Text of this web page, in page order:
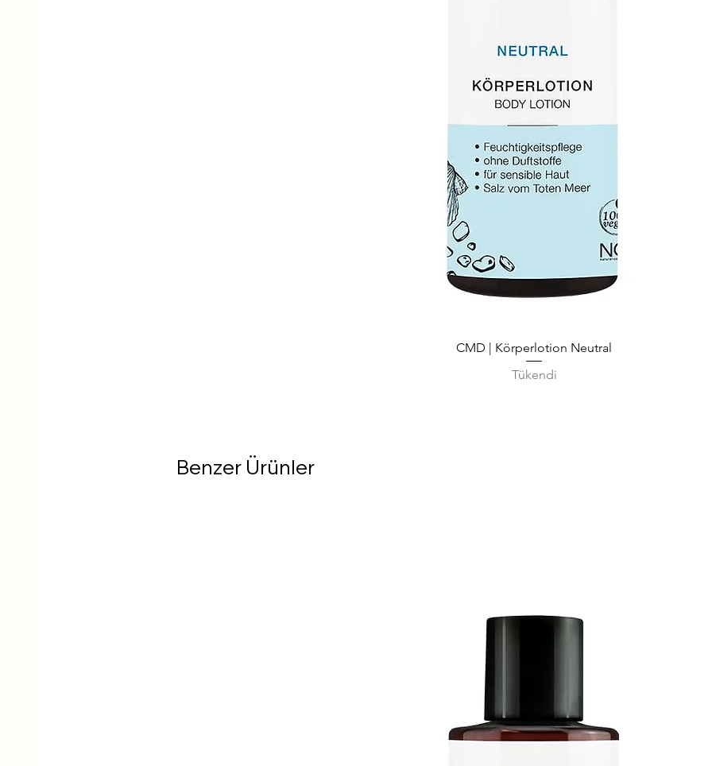
Hızlı Bakış
CMD | Körperlotion Neutral
Tükendi
Benzer Ürünler